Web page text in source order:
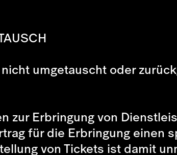
umgetauscht oder
zur Erbringung von
für die Erbringung einen
von Tickets ist damit